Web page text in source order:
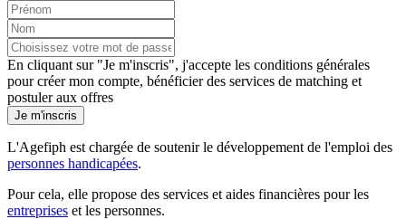
En cliquant sur "Je m'inscris", j'accepte les conditions générales
pour créer mon compte, bénéficier des services de matching et
postuler aux offres
Je m'inscris
L'Agefiph est chargée de soutenir le développement de l'emploi des
personnes handicapées.
Pour cela, elle propose des services et aides financières pour les
entreprises et les personnes.